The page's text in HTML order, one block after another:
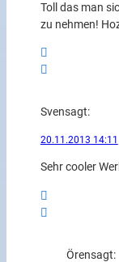
Toll das man
zu nehmen!
Svensagt:
20.11.2013 14:11
Sehr cooler
Örensagt: